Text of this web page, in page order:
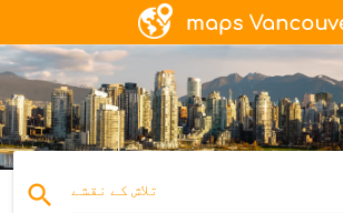
search تلاش کے نقشے